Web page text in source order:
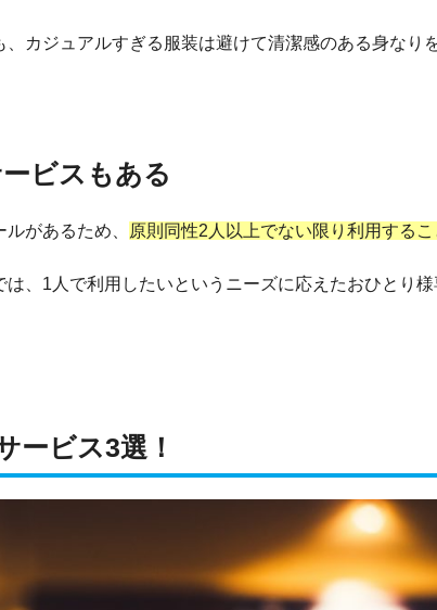
カジュアルすぎる服装は避けて清潔感のある身なり
ビスもある
があるため、 原則同性2人以上でない限り利用する
、1人で利用したいというニーズに応えたおひとり
ービス3選！